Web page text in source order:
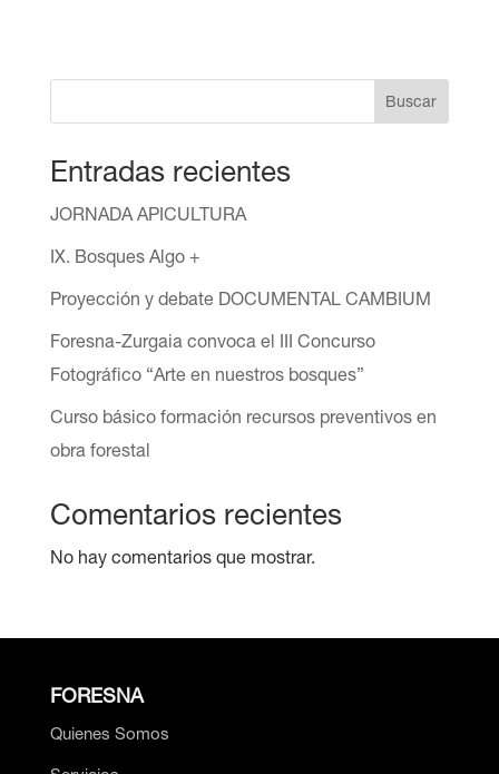
Buscar
Entradas recientes
JORNADA APICULTURA
IX. Bosques Algo +
Proyección y debate DOCUMENTAL CAMBIUM
Foresna-Zurgaia convoca el III Concurso
Fotográfico “Arte en nuestros bosques”
Curso básico formación recursos preventivos en
obra forestal
Comentarios recientes
No hay comentarios que mostrar.
FORESNA
Quienes Somos